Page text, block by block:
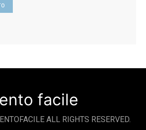
facile
ALL RIGHTS RESERVED.